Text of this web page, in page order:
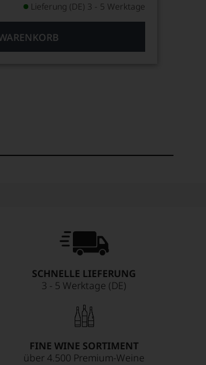
Lieferung (DE) 3 - 5 Werktage
SCHNELLE LIEFERUNG
3 - 5 Werktage (DE)
FINE WINE SORTIMENT
über 4.500 Premium-Weine